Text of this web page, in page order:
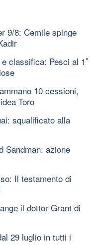
9/8: Cemile spinge
classifica: Pesci al 1ﾟ
10 cessioni,
Toro
squalificato alla
Sandman: azione
Il testamento di
il dottor Grant di
29 luglio in tutti i